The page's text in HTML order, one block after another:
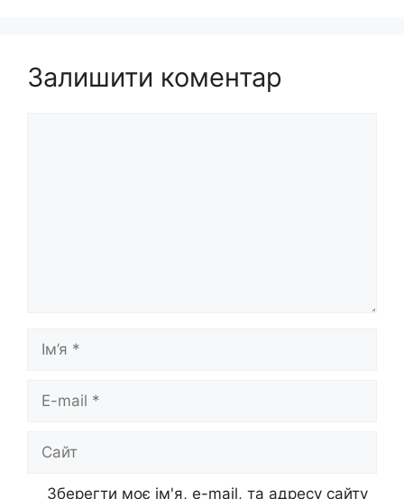
Залишити коментар
Ім’я
Сайт
Зберегти моє ім'я, e-mail, та адресу сайту